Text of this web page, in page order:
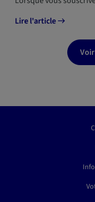
Lire l'article